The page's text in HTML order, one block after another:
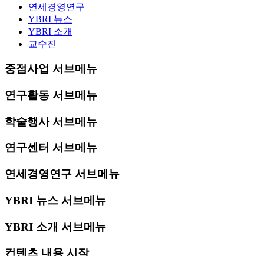
연세경영연구
YBRI 뉴스
YBRI 소개
교수진
중점사업 서브메뉴
연구활동 서브메뉴
학술행사 서브메뉴
연구센터 서브메뉴
연세경영연구 서브메뉴
YBRI 뉴스 서브메뉴
YBRI 소개 서브메뉴
컨텐츠 내용 시작